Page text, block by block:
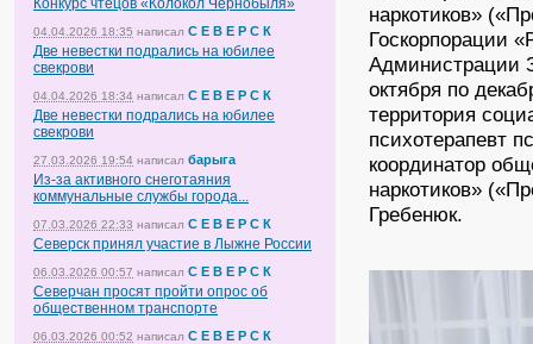
Конкурс чтецов «Колокол Чернобыля»
04.04.2026 18:35 написал С Е В Е Р С К
Две невестки подрались на юбилее
свекрови
04.04.2026 18:34 написал С Е В Е Р С К
Две невестки подрались на юбилее
свекрови
27.03.2026 19:54 написал барыга
Из-за активного снеготаяния
коммунальные службы города...
07.03.2026 22:33 написал С Е В Е Р С К
Северск принял участие в Лыжне России
06.03.2026 00:57 написал С Е В Е Р С К
Северчан просят пройти опрос об
общественном транспорте
06.03.2026 00:52 написал С Е В Е Р С К
наркотиков»
Госкорпорации
октября по
территория
психотерапевт
координатор
наркотиков»
Гребенюк.